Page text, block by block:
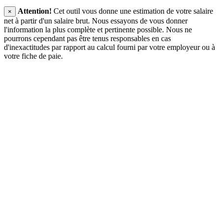
× Attention! Cet outil vous donne une estimation de votre salaire
net à partir d'un salaire brut. Nous essayons de vous donner
l'information la plus complète et pertinente possible. Nous ne
pourrons cependant pas être tenus responsables en cas
d'inexactitudes par rapport au calcul fourni par votre employeur ou à
votre fiche de paie.